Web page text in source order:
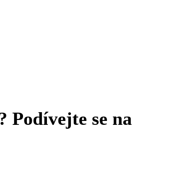
Podívejte se na